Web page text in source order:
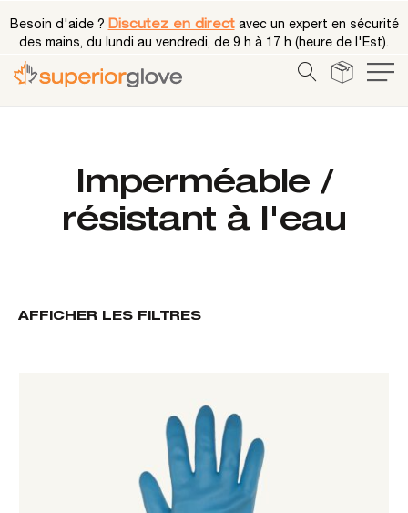
Besoin d'aide ? Discutez en directavec un expert en sécurité
des mains, du lundi au vendredi, de 9 h à 17 h (heure de l'Est).
Imperméable /
résistant à l'eau
AFFICHER LES FILTRES